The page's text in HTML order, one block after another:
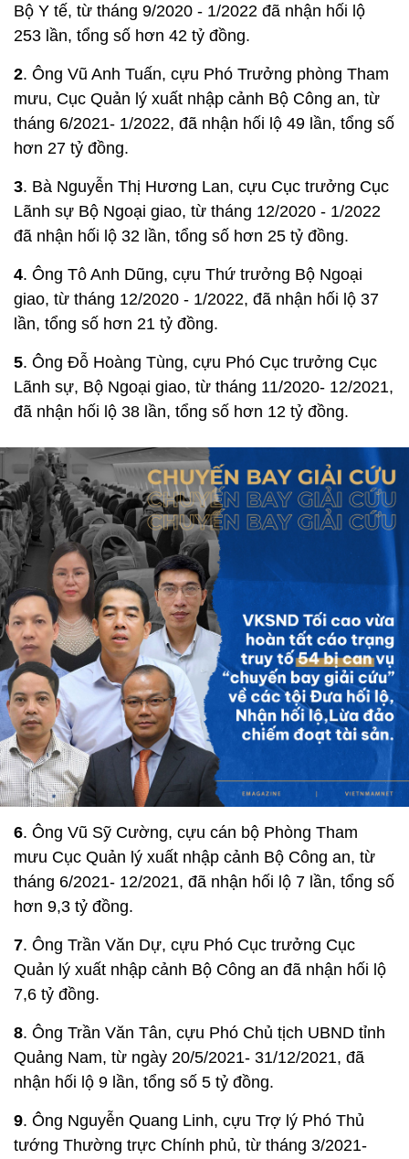
Bộ Y tế, từ tháng 9/2020 - 1/2022 đã nhận hối lộ
253 lần, tổng số hơn 42 tỷ đồng.
2. Ông Vũ Anh Tuấn, cựu Phó Trưởng phòng Tham
mưu, Cục Quản lý xuất nhập cảnh Bộ Công an, từ
tháng 6/2021- 1/2022, đã nhận hối lộ 49 lần, tổng số
hơn 27 tỷ đồng.
3. Bà Nguyễn Thị Hương Lan, cựu Cục trưởng Cục
Lãnh sự Bộ Ngoại giao, từ tháng 12/2020 - 1/2022
đã nhận hối lộ 32 lần, tổng số hơn 25 tỷ đồng.
4. Ông Tô Anh Dũng, cựu Thứ trưởng Bộ Ngoại
giao, từ tháng 12/2020 - 1/2022, đã nhận hối lộ 37
lần, tổng số hơn 21 tỷ đồng.
5. Ông Đỗ Hoàng Tùng, cựu Phó Cục trưởng Cục
Lãnh sự, Bộ Ngoại giao, từ tháng 11/2020- 12/2021,
đã nhận hối lộ 38 lần, tổng số hơn 12 tỷ đồng.
6. Ông Vũ Sỹ Cường, cựu cán bộ Phòng Tham
mưu Cục Quản lý xuất nhập cảnh Bộ Công an, từ
tháng 6/2021- 12/2021, đã nhận hối lộ 7 lần, tổng số
hơn 9,3 tỷ đồng.
7. Ông Trần Văn Dự, cựu Phó Cục trưởng Cục
Quản lý xuất nhập cảnh Bộ Công an đã nhận hối lộ
7,6 tỷ đồng.
8. Ông Trần Văn Tân, cựu Phó Chủ tịch UBND tỉnh
Quảng Nam, từ ngày 20/5/2021- 31/12/2021, đã
nhận hối lộ 9 lần, tổng số 5 tỷ đồng.
9. Ông Nguyễn Quang Linh, cựu Trợ lý Phó Thủ
tướng Thường trực Chính phủ, từ tháng 3/2021-